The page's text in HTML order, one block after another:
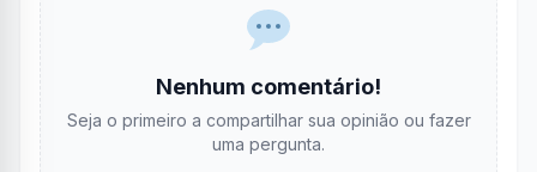
Nenhum comentário!
Seja o primeiro a compartilhar sua opinião ou fazer
uma pergunta.